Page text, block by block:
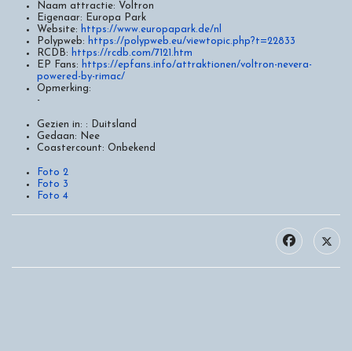
Naam attractie: Voltron
Eigenaar:
Europa Park
Website: https://www.europapark.de/nl
Polypweb: https://polypweb.eu/viewtopic.php?t=22833
RCDB: https://rcdb.com/7121.htm
EP Fans: https://epfans.info/attraktionen/voltron-nevera-
powered-by-rimac/
Opmerking:
-
Gezien in: :
Duitsland
Gedaan:
Nee
Coastercount: Onbekend
Foto 2
Foto 3
Foto 4